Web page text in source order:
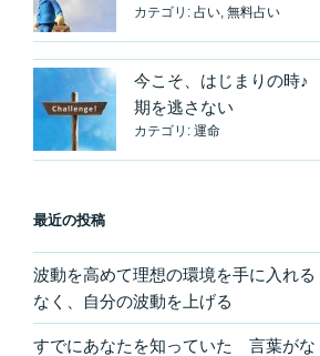
カテゴリ: 占い, 無料占い
今こそ、はじまりの時
期を逃さない
カテゴリ: 運命
最近の投稿
波動を高めて理想の環境を手に入れ
なく、自分の波動を上げる
すでにあなたを知っていた 言葉がな